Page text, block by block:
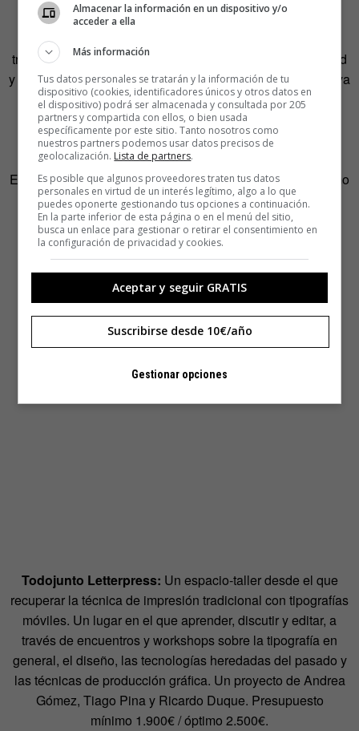
Nodo móvil
transmisión libre, abierta y neutral, que incorpora movilidad
y autonomía a la red inalámbrica ciudadana guifi.net, que ya
cuenta con más de 13.555 nodos operativos. Una
infraestructura móvil, que se puede usar en el entorno
urbano, mezclando espacio público físico y digital, para
usos sociales, culturales o educativos. Un proyecto de
Efraín Foglia, dentro de la red guifi.net. Presupuesto mínimo
1.250€ / óptimo 1.750€.
Todojunto Letterpress: Un espacio-taller desde el que
recuperar la técnica de impresión tradicional con tipografías
móviles. Un lugar en el que aprender, discutir y editar, a
través de encuentros y workshops sobre la tipografía en
general, el diseño, las tecnologías heredadas del pasado y
las técnicas de producción gráfica. Un proyecto de Andrea
Gómez, Tiago Pina y Ricardo Duque. Presupuesto
mínimo 1.900€ / óptimo 2.500€.
Almacenar la información en un dispositivo y/o
acceder a ella
Más información
Tus datos personales se tratarán y la información de tu
dispositivo (cookies, identificadores únicos y otros datos en
el dispositivo) podrá ser almacenada y consultada por 205
partners y compartida con ellos, o bien usada
específicamente por este sitio. Tanto nosotros como
nuestros partners podemos usar datos precisos de
geolocalización. Lista de partners.
Es posible que algunos proveedores traten tus datos
personales en virtud de un interés legítimo, algo a lo que
puedes oponerte gestionando tus opciones a continuación.
En la parte inferior de esta página o en el menú del sitio,
busca un enlace para gestionar o retirar el consentimiento en
la configuración de privacidad y cookies.
Aceptar y seguir GRATIS
Suscribirse desde 10€/año
Gestionar opciones